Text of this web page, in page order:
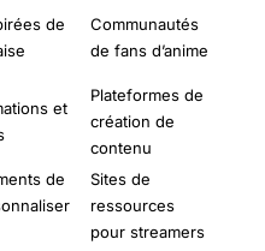
de
Communautés
de fans d’anime
et
Plateformes de
création de
contenu
de
Sites de
ressources
pour streamers